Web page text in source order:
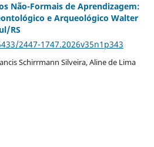
Não-Formais de Aprendizagem:
e Arqueológico Walter
RS
2447-1747.2026v35n1p343
Schirrmann Silveira, Aline de Lima